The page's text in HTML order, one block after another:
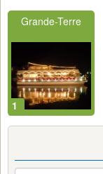
Grande-Terre
1